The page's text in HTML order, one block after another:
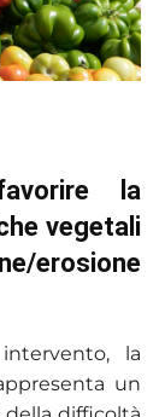
la
vegetali
erosione
la
un